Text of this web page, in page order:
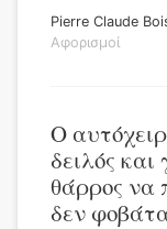
Pierre Claude
Αφορισμοί
Ο
δειλός και
θάρρος να
δεν